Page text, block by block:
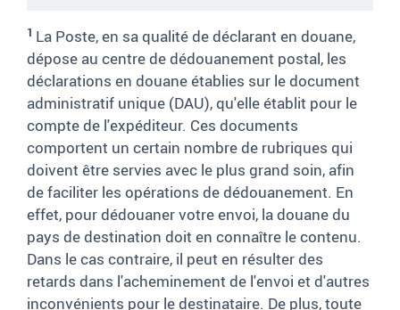
1 La Poste, en sa qualité de déclarant en douane,
dépose au centre de dédouanement postal, les
déclarations en douane établies sur le document
administratif unique (DAU), qu'elle établit pour le
compte de l'expéditeur. Ces documents
comportent un certain nombre de rubriques qui
doivent être servies avec le plus grand soin, afin
de faciliter les opérations de dédouanement. En
effet, pour dédouaner votre envoi, la douane du
pays de destination doit en connaître le contenu.
Dans le cas contraire, il peut en résulter des
retards dans l'acheminement de l'envoi et d'autres
inconvénients pour le destinataire. De plus, toute